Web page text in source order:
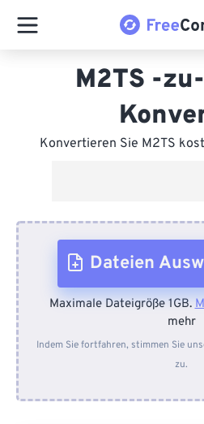
M2TS -
Konvertieren Sie M2TS
Dateien
Vom Gerät
Von Dropbox
Maximale Dateigröße 1GB.
mehr
Indem Sie fortfahren, stimmen Sie
zu.